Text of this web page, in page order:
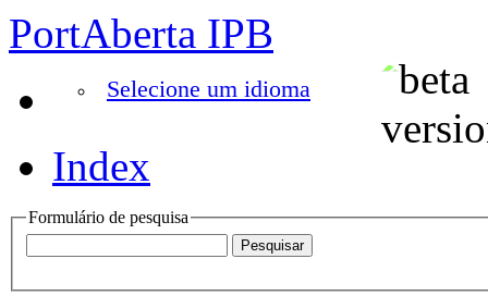
PortAberta IPB
Selecione um idioma
Index
Formulário de pesquisa